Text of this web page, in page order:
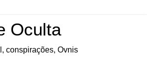
Oculta
conspirações, Ovnis